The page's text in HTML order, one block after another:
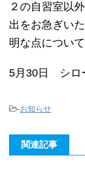
２の自習室以
出をお急ぎい
明な点につい
5月30日 シロ
-お知らせ
関連記事